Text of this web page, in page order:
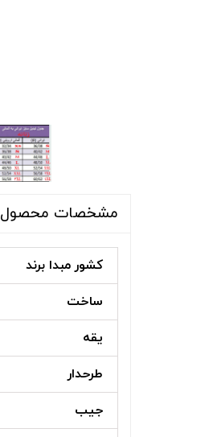
مشخصات محصول
کشور مبدا برند
ساخت
یقه
طرحدار
جیب